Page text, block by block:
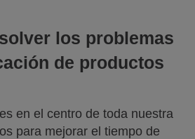
los problemas
de productos
en el centro de toda nuestra
para mejorar el tiempo de